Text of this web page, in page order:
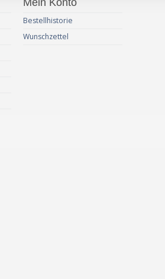
Mein Konto
Bestellhistorie
Wunschzettel